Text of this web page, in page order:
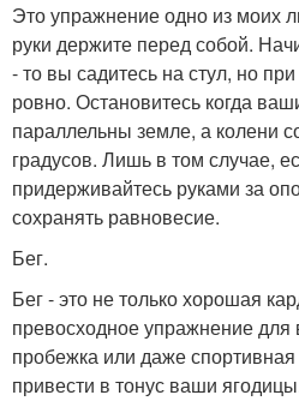
Это упражнение одно из моих
руки держите перед собой.
- то вы садитесь на стул, но
ровно. Остановитесь когда
параллельны земле, а колени
градусов. Лишь в том случае,
придерживайтесь руками за
сохранять равновесие.
Бег.
Бег - это не только хорошая
превосходное упражнение
пробежка или даже
привести в тонус ваши